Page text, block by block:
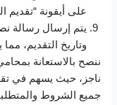
على أيقونة “تقديم
يتم إرسال رسالة
وتاريخ التقديم،
ننصح بالاستعانة
ناجز، حيث يسهم في
جميع الشروط